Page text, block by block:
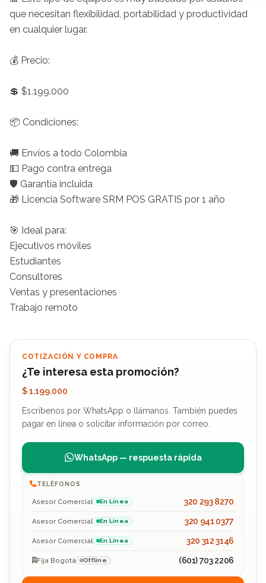
que necesitan flexibilidad, portabilidad y productividad
en cualquier lugar.
💰 Precio:
💲 $1.199.000
📦 Condiciones:
🚚 Envíos a todo Colombia
💵 Pago contra entrega
🛡️ Garantía incluida
🎁 Licencia Software SRM POS GRATIS por 1 año
🎯 Ideal para:
Ejecutivos móviles
Estudiantes
Consultores
Ventas y presentaciones
Trabajo remoto
COTIZACIÓN Y COMPRA
¿Te interesa esta promoción?
$ 1.199.000
Escríbenos por WhatsApp o llámanos. También puedes
pagar en línea o solicitar información por correo.
WhatsApp — respuesta rápida
TELÉFONOS
Asesor Comercial En Línea 320 293 8270
Asesor Comercial En Línea 320 941 0377
Asesor Comercial En Línea 320 312 3146
Fija Bogotá Offline (601) 703 2206